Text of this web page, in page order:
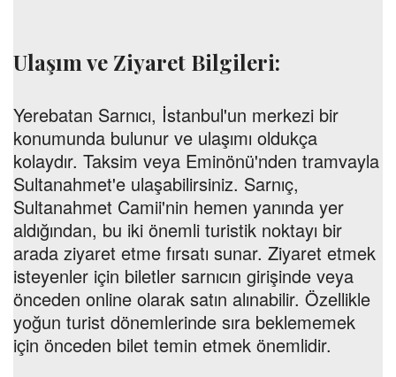
Ulaşım ve Ziyaret Bilgileri:
Yerebatan Sarnıcı, İstanbul'un merkezi bir
konumunda bulunur ve ulaşımı oldukça
kolaydır. Taksim veya Eminönü'nden tramvayla
Sultanahmet'e ulaşabilirsiniz. Sarnıç,
Sultanahmet Camii'nin hemen yanında yer
aldığından, bu iki önemli turistik noktayı bir
arada ziyaret etme fırsatı sunar. Ziyaret etmek
isteyenler için biletler sarnıcın girişinde veya
önceden online olarak satın alınabilir. Özellikle
yoğun turist dönemlerinde sıra beklememek
için önceden bilet temin etmek önemlidir.